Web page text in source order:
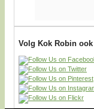
Volg Kok Robin